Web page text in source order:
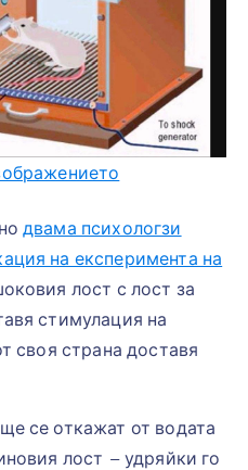
двама психологзи
на експеримента на
лост с лост за
стимулация на
своя страна доставя
се откажат от водата
лост – удряйки го